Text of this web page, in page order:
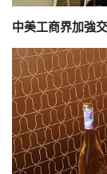
中美工商界加強